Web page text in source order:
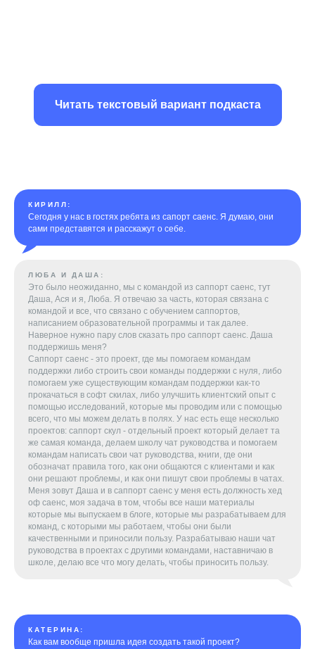
Читать текстовый вариант подкаста
КИРИЛЛ:
Сегодня у нас в гостях ребята из сапорт саенс. Я думаю, они
сами представятся и расскажут о себе.
ЛЮБА И ДАША:
Это было неожиданно, мы с командой из саппорт саенс, тут
Даша, Ася и я, Люба. Я отвечаю за часть, которая связана с
командой и все, что связано с обучением саппортов,
написанием образовательной программы и так далее.
Наверное нужно пару слов сказать про саппорт саенс. Даша
поддержишь меня?
Саппорт саенс - это проект, где мы помогаем командам
поддержки либо строить свои команды поддержки с нуля, либо
помогаем уже существующим командам поддержки как-то
прокачаться в софт скилах, либо улучшить клиентский опыт с
помощью исследований, которые мы проводим или с помощью
всего, что мы можем делать в полях. У нас есть еще несколько
проектов: саппорт скул - отдельный проект который делает та
же самая команда, делаем школу чат руководства и помогаем
командам написать свои чат руководства, книги, где они
обозначат правила того, как они общаются с клиентами и как
они решают проблемы, и как они пишут свои проблемы в чатах.
Меня зовут Даша и в саппорт саенс у меня есть должность хед
оф саенс, моя задача в том, чтобы все наши материалы
которые мы выпускаем в блоге, которые мы разрабатываем для
команд, с которыми мы работаем, чтобы они были
качественными и приносили пользу. Разрабатываю наши чат
руководства в проектах с другими командами, наставничаю в
школе, делаю все что могу делать, чтобы приносить пользу.
КАТЕРИНА:
Как вам вообще пришла идея создать такой проект?